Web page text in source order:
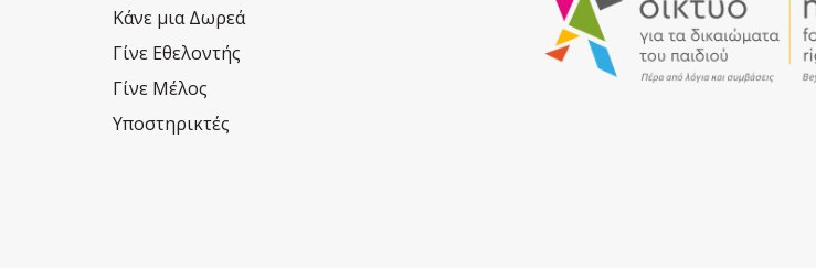
Κάνε μια Δωρεά
Γίνε Εθελοντής
Γίνε Μέλος
Υποστηρικτές